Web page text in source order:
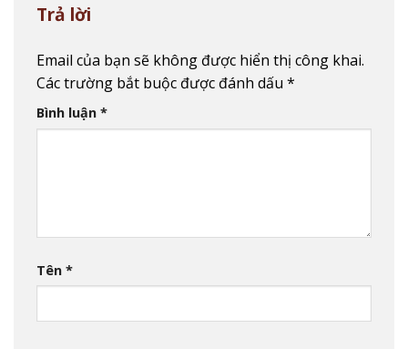
Trả lời
Email của bạn sẽ không được hiển thị công khai.
Các trường bắt buộc được đánh dấu *
Bình luận *
Tên *